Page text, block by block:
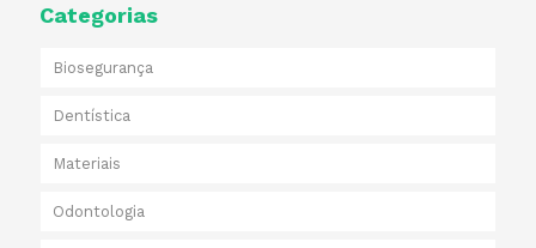
Categorias
Biosegurança
Dentística
Materiais
Odontologia